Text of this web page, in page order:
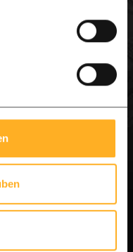
te streven naar